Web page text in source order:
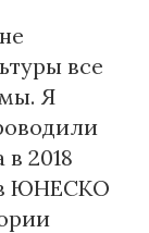
все
Я
2018
в ЮНЕСКО